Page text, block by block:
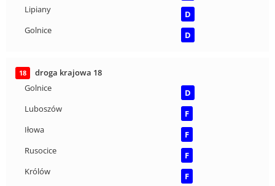
Lipiany
D
Golnice
D
18
droga krajowa 18
Golnice
D
Luboszów
F
Iłowa
F
Rusocice
F
Królów
F